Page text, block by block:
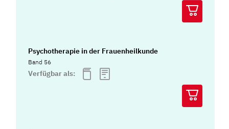
Psychotherapie in der Frauenheilkunde
Band 56
Verfügbar als: